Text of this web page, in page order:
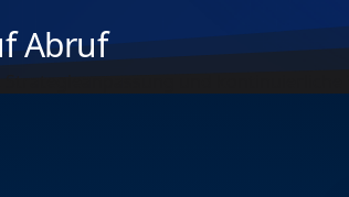
Abruf
und kontinuierliche